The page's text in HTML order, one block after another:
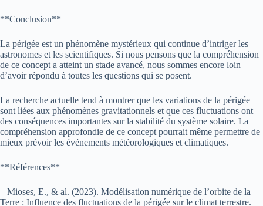
**Conclusion**
La périgée est un phénomène mystérieux qui continue d’intriger les
astronomes et les scientifiques. Si nous pensons que la compréhension
de ce concept a atteint un stade avancé, nous sommes encore loin
d’avoir répondu à toutes les questions qui se posent.
La recherche actuelle tend à montrer que les variations de la périgée
sont liées aux phénomènes gravitationnels et que ces fluctuations ont
des conséquences importantes sur la stabilité du système solaire. La
compréhension approfondie de ce concept pourrait même permettre de
mieux prévoir les événements météorologiques et climatiques.
**Références**
– Mioses, E., & al. (2023). Modélisation numérique de l’orbite de la
Terre : Influence des fluctuations de la périgée sur le climat terrestre.